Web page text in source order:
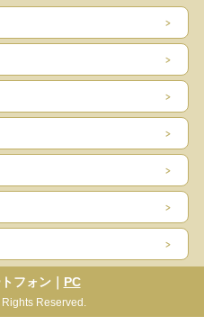
フォン｜ PC
Reserved.